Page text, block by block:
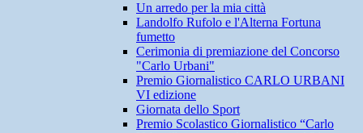
Un arredo per la mia città
Landolfo Rufolo e l'Alterna Fortuna
fumetto
Cerimonia di premiazione del Concorso
"Carlo Urbani"
Premio Giornalistico CARLO URBANI
VI edizione
Giornata dello Sport
Premio Scolastico Giornalistico “Carlo